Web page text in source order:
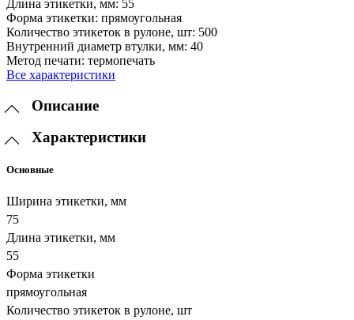
Длина этикетки, мм: 55
Форма этикетки: прямоугольная
Количество этикеток в рулоне, шт: 500
Внутренний диаметр втулки, мм: 40
Метод печати: термопечать
Все характеристики
Описание
Характеристики
Основные
Ширина этикетки, мм
75
Длина этикетки, мм
55
Форма этикетки
прямоугольная
Количество этикеток в рулоне, шт